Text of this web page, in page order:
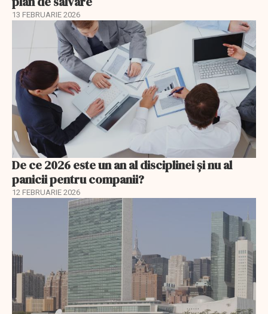
13 FEBRUARIE 2026
De ce 2026 este un an al disciplinei și nu al
panicii pentru companii?
12 FEBRUARIE 2026